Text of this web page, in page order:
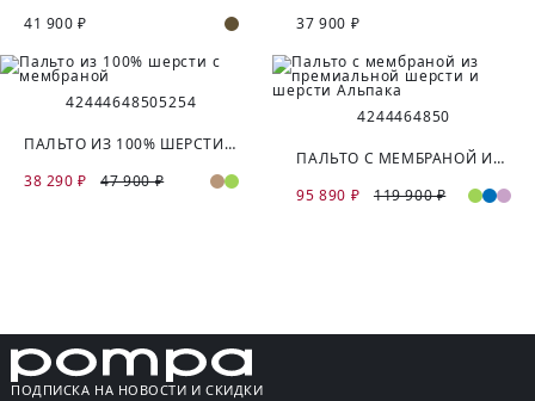
41 900 ₽
37 900 ₽
42444648505254
ПАЛЬТО ИЗ 100% ШЕРСТИ С МЕМБРАНОЙ
38 290 ₽
47 900 ₽
4244464850
ПАЛЬТО С МЕМБРАНОЙ ИЗ ПРЕМИАЛЬНОЙ ШЕРСТИ И ШЕРСТИ АЛЬПАКА
95 890 ₽
119 900 ₽
ПОДПИСКА НА НОВОСТИ И СКИДКИ